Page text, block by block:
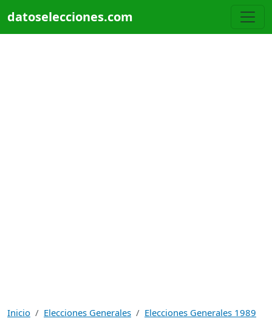
datoselecciones.com
Inicio Elecciones Generales Elecciones Generales 1989